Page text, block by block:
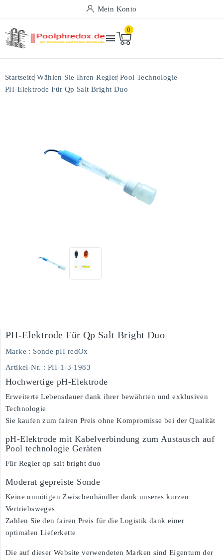
Mein Konto

0
Startseite Wählen Sie Ihren Regler Pool Technologie
PH-Elektrode Für Qp Salt Bright Duo
PH-Elektrode Für Qp Salt Bright Duo
Marke : Sonde pH redOx
Artikel-Nr. : PH-1-3-1983
Hochwertige pH-Elektrode
Erweiterte Lebensdauer dank ihrer bewährten und exklusiven
Technologie
Sie kaufen zum fairen Preis ohne Kompromisse bei der Qualität
pH-Elektrode mit Kabelverbindung zum Austausch auf
Pool technologie Geräten
Für Regler qp salt bright duo
Moderat gepreiste Sonde
Keine unnötigen Zwischenhändler dank unseres kurzen
Vertriebsweges
Zahlen Sie den fairen Preis für die Logistik dank einer
optimalen Lieferkette
Die auf dieser Website verwendeten Marken sind Eigentum der